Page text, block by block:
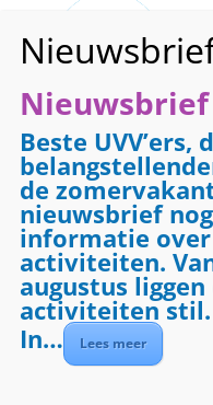
« Alle Evenementen
Evenementenreeks:
Biljarten
november 11 @ 09:00-
Beste
de
nieuwsbrief
informatie over
activiteiten.
augustus
activiteiten stil.
In…
Lees meer